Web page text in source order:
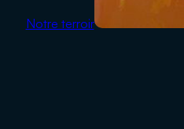
Notre terroir